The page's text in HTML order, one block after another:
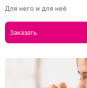
Для него и для неё
Заказать